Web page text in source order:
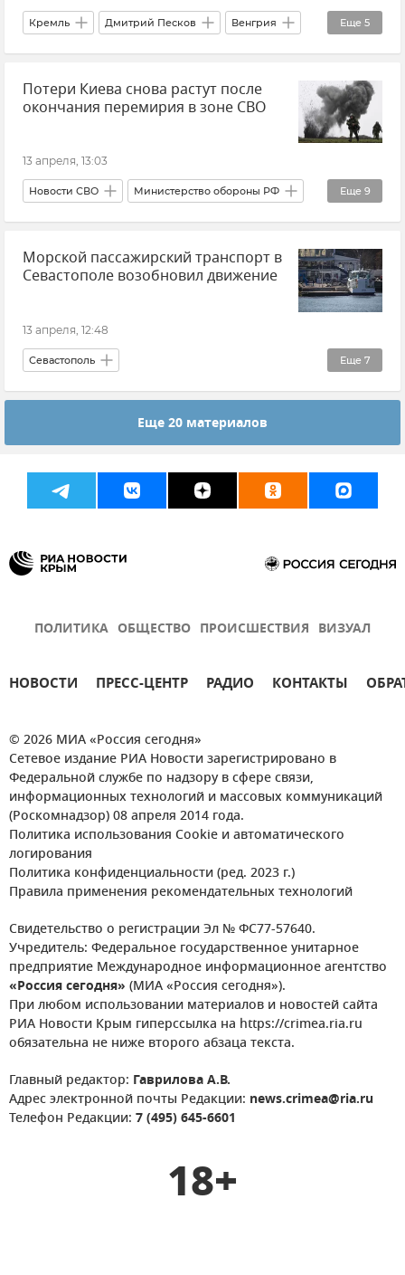
Еще 5
Кремль Дмитрий Песков Венгрия
Выборы Политика Внешняя политика
В мире Новости
Потери Киева снова растут после
окончания перемирия в зоне СВО
13 апреля, 13:03
Еще 9
Новости СВО Министерство обороны РФ
Вооруженные силы России
ВСУ (Вооруженные силы Украины)
Группировка войск "Восток"
Группировка войск "Днепр"
Морской пассажирский транспорт в
Севастополе возобновил движение
13 апреля, 12:48
Еще 7
Севастополь
Паромы и катера в Севастополе Транспорт
Общественный транспорт
Департамент транспорта Севастополя
Еще 20 материалов
ПОЛИТИКА ОБЩЕСТВО ПРОИСШЕСТВИЯ ВИЗУАЛ
НОВОСТИ ПРЕСС-ЦЕНТР РАДИО КОНТАКТЫ
© 2026 МИА «Россия сегодня»
Сетевое издание РИА Новости зарегистрировано в
Федеральной службе по надзору в сфере связи,
информационных технологий и массовых коммуникаций
(Роскомнадзор) 08 апреля 2014 года.
Политика использования Cookie и автоматического
логирования
Политика конфиденциальности (ред. 2023 г.)
Правила применения рекомендательных технологий
Свидетельство о регистрации Эл № ФС77-57640.
Учредитель: Федеральное государственное унитарное
предприятие Международное информационное агентство
«Россия сегодня» (МИА «Россия сегодня»).
При любом использовании материалов и новостей сайта
РИА Новости Крым гиперссылка на https://crimea.ria.ru
обязательна не ниже второго абзаца текста.
Главный редактор: Гаврилова А.В.
Адрес электронной почты Редакции: news.crimea@ria.ru
Телефон Редакции: 7 (495) 645-6601
18+